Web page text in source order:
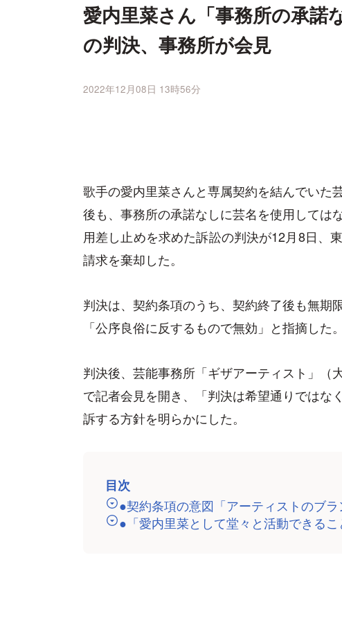
愛内里菜さん「事務所の承諾
の判決、事務所が会見
2022年12月08日 13時56分
歌手の愛内里菜さんと専属契約を結んでいた
後も、事務所の承諾なしに芸名を使用しては
用差し止めを求めた訴訟の判決が12月8日、
請求を棄却した。
判決は、契約条項のうち、契約終了後も無期
「公序良俗に反するもので無効」と指摘した。
判決後、芸能事務所「ギザアーティスト」（
で記者会見を開き、「判決は希望通りではな
訴する方針を明らかにした。
目次
●契約条項の意図「アーティストのブラ
●「愛内里菜として堂々と活動できるこ